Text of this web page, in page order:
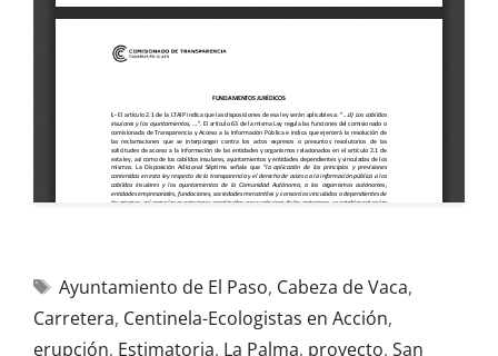
Ayuntamiento de El Paso, Cabeza de Vaca,
Carretera, Centinela-Ecologistas en Acción,
erupción, Estimatoria, La Palma, proyecto, San